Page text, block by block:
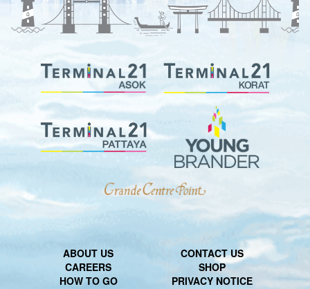
ABOUT US
CONTACT US
CAREERS
SHOP
HOW TO GO
PRIVACY NOTICE